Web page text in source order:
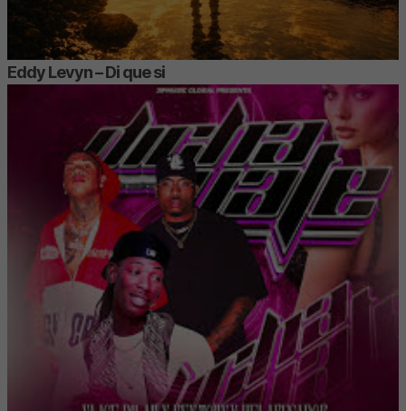
Eddy Levyn – Di que si